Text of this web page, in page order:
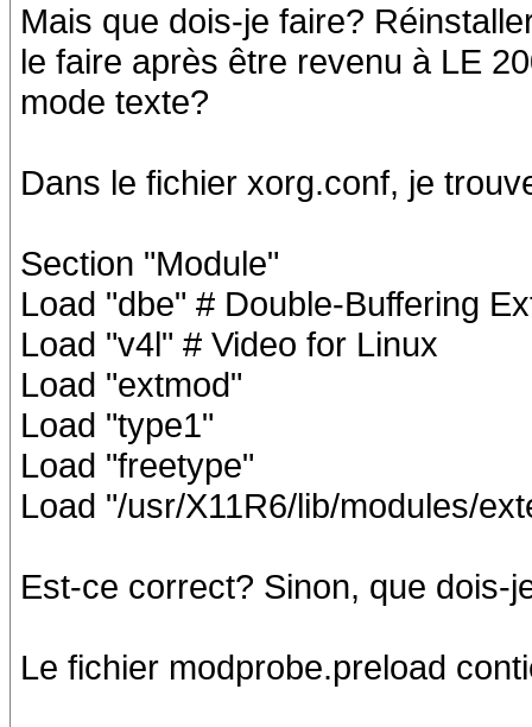
Mais que dois-je faire?
le faire après être revenu à LE
mode texte?
Dans le fichier xorg.conf, je
Section "Module"
Load "dbe" # Double-Buffering
Load "v4l" # Video for Linux
Load "extmod"
Load "type1"
Load "freetype"
Load "/usr/X11R6/lib/modules/
Est-ce correct? Sinon, que dois-
Le fichier modprobe.preload